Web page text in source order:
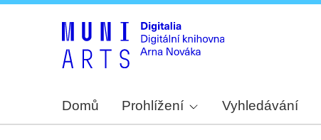
Domů Prohlížení Vyhledávání